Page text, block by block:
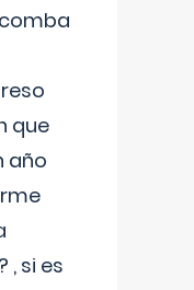
que
año
, si es